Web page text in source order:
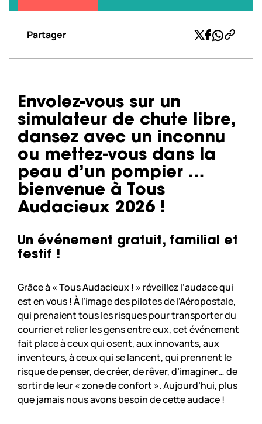
Partager
Twitter
Facebook
Copier
Envolez-vous sur un
simulateur de chute libre,
dansez avec un inconnu
ou mettez-vous dans la
peau d’un pompier …
bienvenue à Tous
Audacieux 2026 !
Un événement gratuit, familial et
festif !
Grâce à « Tous Audacieux ! » réveillez l’audace qui
est en vous ! À l’image des pilotes de l’Aéropostale,
qui prenaient tous les risques pour transporter du
courrier et relier les gens entre eux, cet événement
fait place à ceux qui osent, aux innovants, aux
inventeurs, à ceux qui se lancent, qui prennent le
risque de penser, de créer, de rêver, d’imaginer… de
sortir de leur « zone de confort ». Aujourd’hui, plus
que jamais nous avons besoin de cette audace !